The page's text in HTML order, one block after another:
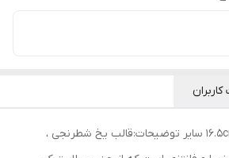
ابعاد: 16.5cm * 14.5cm * 4cm سایر توضیحات:قالب یخ شطرنجی ،